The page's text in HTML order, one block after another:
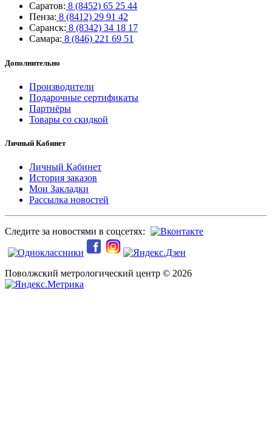
Саратов: 8 (8452) 65 25 44
Пенза: 8 (8412) 29 91 42
Саранск: 8 (8342) 34 18 17
Самара: 8 (846) 221 69 51
Дополнительно
Производители
Подарочные сертификаты
Партнёры
Товары со скидкой
Личный Кабинет
Личный Кабинет
История заказов
Мои Закладки
Рассылка новостей
Следите за новостями в соцсетях:
Поволжский метрологический центр © 2026